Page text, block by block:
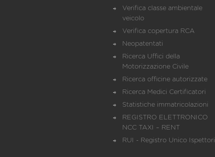
Verifica classe ambientale
veicolo
Verifica copertura RCA
Neopatentati
Ricerca Uffici della
Motorizzazione Civile
Ricerca officine autorizzate
Ricerca Medici Certificatori
Statistiche immatricolazioni
REGISTRO ELETTRONICO
NCC TAXI – RENT
RUI - Registro Unico Ispettori